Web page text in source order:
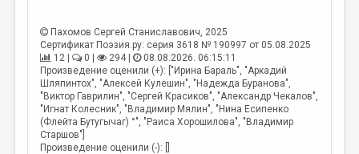
Пахомов Сергей Станиславович, 2025
Сертификат Поэзия.ру: серия 3618 № 190997 от 05.08.2025
12 |
0 | 294 |
08.08.2026. 06:15:11
Произведение оценили (+): ["Ирина Бараль", "Аркадий
Шляпинтох", "Алексей Кулешин", "Надежда Буранова",
"Виктор Гаврилин", "Сергей Красиков", "Александр Чекалов",
"Игнат Колесник", "Владимир Мялин", "Нина Есипенко
(Флейта Бутугычаг) °", "Раиса Хорошилова", "Владимир
Старшов"]
Произведение оценили (-): []